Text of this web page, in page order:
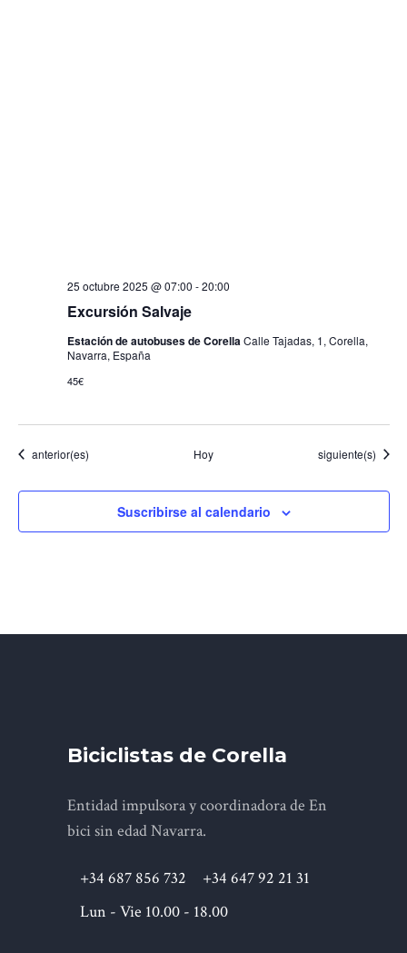
Excursión Salvaje
25 octubre 2025 @ 07:00 -20:00
Estación de autobuses de CorellaCalle Tajadas, 1, Corella,
Navarra, España
45€
Eventos
anterior(es) Hoy Eventos
siguiente(s)
Suscribirse al calendario
Biciclistas de Corella
Entidad impulsora y coordinadora de En
bici sin edad Navarra.
+34 687 856 732
+34 647 92 21 31
Lun - Vie 10.00 - 18.00